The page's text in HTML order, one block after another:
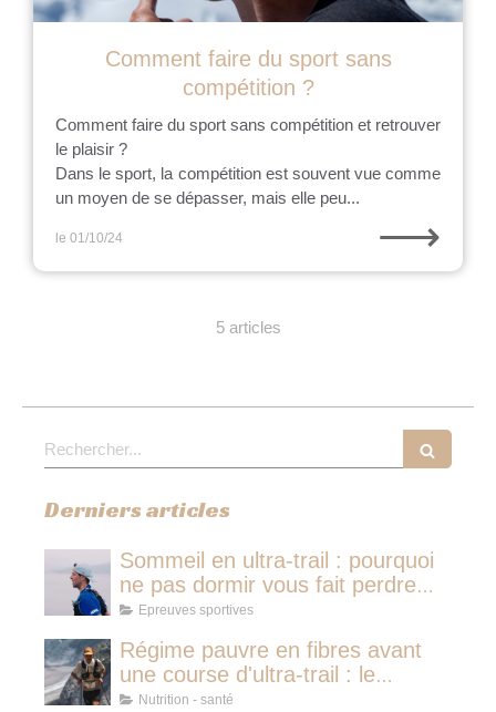
Comment faire du sport sans
compétition ?
Comment faire du sport sans compétition et retrouver
le plaisir ?
Dans le sport, la compétition est souvent vue comme
un moyen de se dépasser, mais elle peu...
le 01/10/24 ⟶
5 articles
Rechercher
Derniers articles
Sommeil en ultra-trail : pourquoi
ne pas dormir vous fait perdre
plus de temps qu'une micro-
Epreuves sportives
Régime pauvre en fibres avant
une course d'ultra-trail : le
protocole nutritionnel des
Nutrition - santé